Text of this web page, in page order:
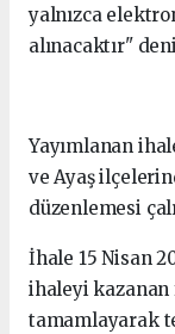
yalnızca
alınacaktır"
Yayımlanan
ve Ayaş
düzenlemesi
İhale 15 Nisan
ihaleyi
tamamlayarak